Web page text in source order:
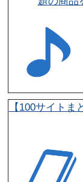
【100サイト